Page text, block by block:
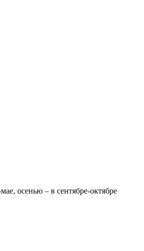
осенью – в сентябре-октябре